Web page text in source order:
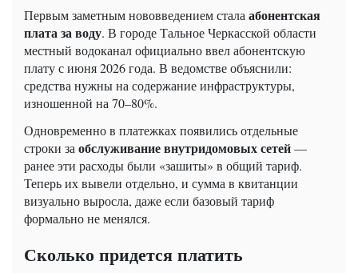
Первым заметным нововведением стала абонентская
плата за воду. В городе Тальное Черкасской области
местный водоканал официально ввел абонентскую
плату с июня 2026 года. В ведомстве объяснили:
средства нужны на содержание инфраструктуры,
изношенной на 70–80%.
Одновременно в платежках появились отдельные
строки за обслуживание внутридомовых сетей—
ранее эти расходы были «зашиты» в общий тариф.
Теперь их вывели отдельно, и сумма в квитанции
визуально выросла, даже если базовый тариф
формально не менялся.
Сколько придется платить